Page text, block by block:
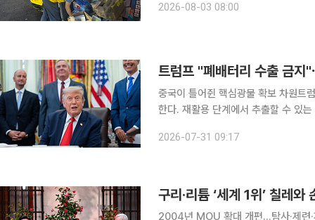
다. 단속에는 시와 읍·면·동 불법투
2026-08-03 08:00
트럼프 "폐배터리 수출 금
중국이 틀어쥔 핵심광물 확보 차원트럼프 "국방력 증
한다. 재활용 단계에서 추출할 수 있
은 폐배터리나 수명이 다한 전자기기
2026-07-31 09:17
구리·리튬 ‘세계 1위’ 칠레
2004년 MOU 확대 개편…탐사·제련